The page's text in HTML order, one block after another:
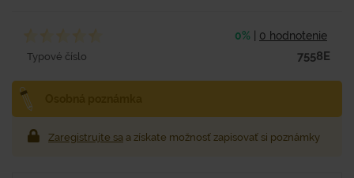
0% 0 hodnotenie
Typové číslo 7558E
Zaregistrujte sa a získate možnosť zapisovať si poznámky